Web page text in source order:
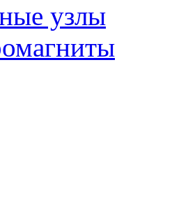
узлы